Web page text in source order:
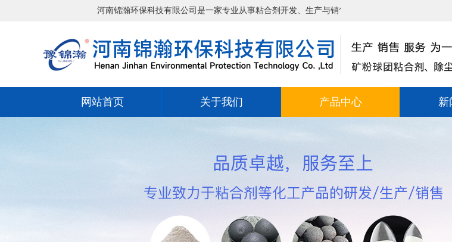
河南锦瀚环保科技有限公司是一家专业从事粘合剂开发、生产与销售一体的企业，公司遵循“为人类奉献绿色
网站首页 关于我们 产品中心 新